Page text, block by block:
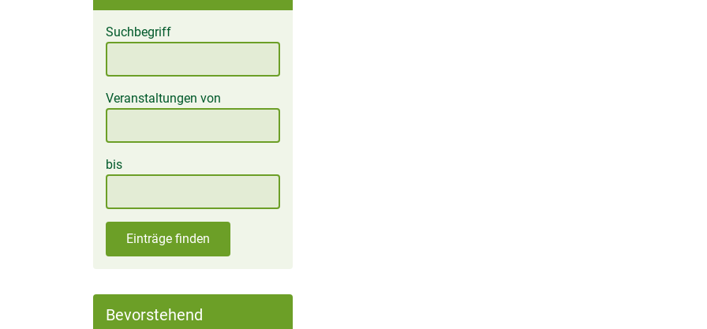
Suchbegriff
Veranstaltungen von
bis
Einträge finden
Bevorstehend